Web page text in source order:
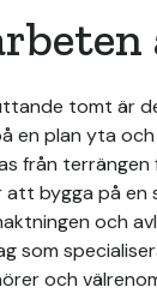
tomt är
en plan yta
från
bygga på en
och
som
och